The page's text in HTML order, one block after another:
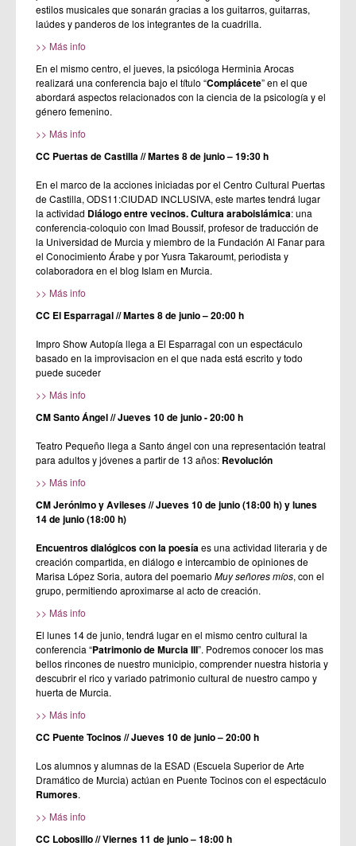
estilos musicales que sonarán gracias a los guitarros, guitarras,
laúdes y panderos de los integrantes de la cuadrilla.
>> Más info
En el mismo centro, el jueves, la psicóloga Herminia Arocas
realizará una conferencia bajo el título “Complácete” en el que
abordará aspectos relacionados con la ciencia de la psicología y el
género femenino.
>> Más info
CC Puertas de Castilla // Martes 8 de junio – 19:30 h
En el marco de la acciones iniciadas por el Centro Cultural Puertas
de Castilla, ODS11:CIUDAD INCLUSIVA, este martes tendrá lugar
la actividad Diálogo entre vecinos. Cultura araboislámica: una
conferencia-coloquio con Imad Boussif, profesor de traducción de
la Universidad de Murcia y miembro de la Fundación Al Fanar para
el Conocimiento Árabe y por Yusra Takaroumt, periodista y
colaboradora en el blog Islam en Murcia.
>> Más info
CC El Esparragal // Martes 8 de junio – 20:00 h
Impro Show Autopía llega a El Esparragal con un espectáculo
basado en la improvisacion en el que nada está escrito y todo
puede suceder
>> Más info
CM Santo Ángel // Jueves 10 de junio - 20:00 h
Teatro Pequeño llega a Santo ángel con una representación teatral
para adultos y jóvenes a partir de 13 años: Revolución
>> Más info
CM Jerónimo y Avileses // Jueves 10 de junio (18:00 h) y lunes
14 de junio (18:00 h)
Encuentros dialógicos con la poesíaes una actividad literaria y de
creación compartida, en diálogo e intercambio de opiniones de
Marisa López Soria, autora del poemario Muy señores míos, con el
grupo, permitiendo aproximarse al acto de creación.
>> Más info
El lunes 14 de junio, tendrá lugar en el mismo centro cultural la
conferencia “Patrimonio de Murcia III”. Podremos conocer los mas
bellos rincones de nuestro municipio, comprender nuestra historia y
descubrir el rico y variado patrimonio cultural de nuestro campo y
huerta de Murcia.
>> Más info
CC Puente Tocinos // Jueves 10 de junio – 20:00 h
Los alumnos y alumnas de la ESAD (Escuela Superior de Arte
Dramático de Murcia) actúan en Puente Tocinos con el espectáculo
Rumores.
>> Más info
CC Lobosillo // Viernes 11 de junio – 18:00 h